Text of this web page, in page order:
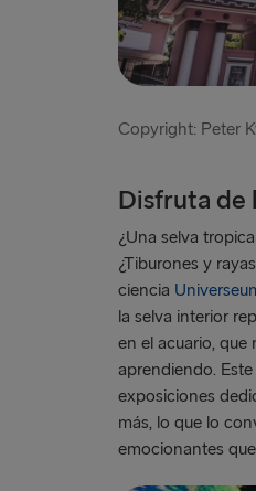
Copyright: Peter
Disfruta de
¿Una selva
¿Tiburones y
ciencia
la selva interior
en el acuario, que
aprendiendo.
exposiciones
más, lo que lo
emocionantes